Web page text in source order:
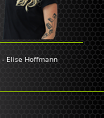
- Elise Hoffmann